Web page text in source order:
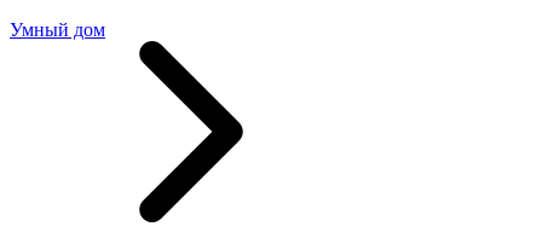
Умный дом